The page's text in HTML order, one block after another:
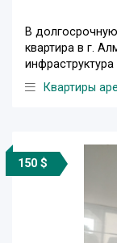
В
квартира в г.
Квартиры
150 $